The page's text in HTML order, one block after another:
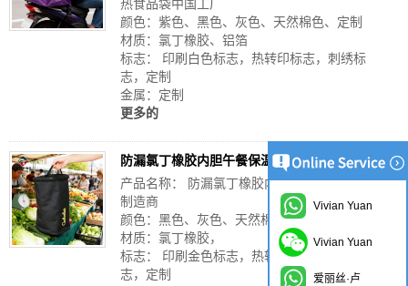
热食品袋中国工厂
颜色：紫色、黑色、灰色、天然棉色、定制
材质：氯丁橡胶、铝箔
标志： 印刷白色标志，热转印标志，刺绣标
志，定制
金属：定制
更多的
防漏氯丁橡胶内胆午餐保温袋中国制造商
产品名称： 防漏氯丁橡胶内胆午餐保温袋中国
制造商
颜色：黑色、灰色、天然棉色、定制
材质：氯丁橡胶，
标志： 印刷金色标志，热转印标志，刺绣标
志，定制
Vivian Yuan
Vivian Yuan
爱丽丝·卢